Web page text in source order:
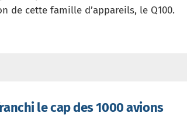
de cette famille d’appareils, le Q100.
le cap des 1000 avions